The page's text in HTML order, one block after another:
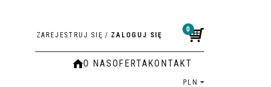
0
ZAREJESTRUJ SIĘ / ZALOGUJ SIĘ
O NASOFERTAKONTAKT
PLN